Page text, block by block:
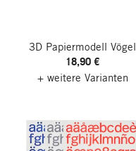
3D Papiermodell Vögel
18,90 €
+ weitere Varianten